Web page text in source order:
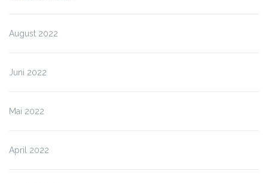
August 2022
Juni 2022
Mai 2022
April 2022